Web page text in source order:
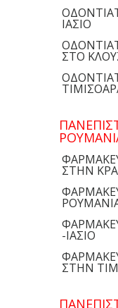
ΙΑΣΙΟ
ΣΤΟ
ΣΤΗΝ
-ΙΑΣΙΟ
ΣΤΗΝ